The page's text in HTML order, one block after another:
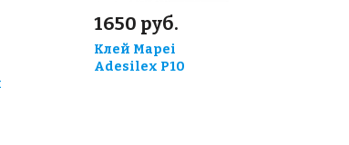
1650 руб.
Клей Mapei
Adesilex P10